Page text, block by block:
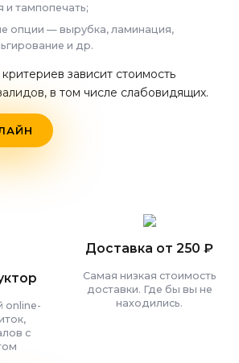
и тампопечать;
опции — вырубка, ламинация,
и др.
зависит стоимость
в том числе слабовидящих.
online-
с
Доставка от 250 ₽
Самая низкая стоимость
доставки. Где бы вы не
находились.